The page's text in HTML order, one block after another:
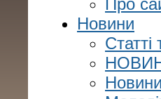
Про
Новини
Статті